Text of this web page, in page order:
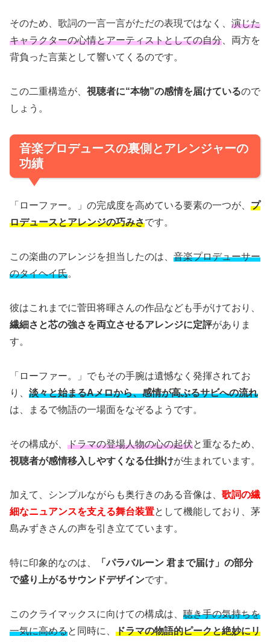
そのため、歌詞の一言一言がただの表現ではなく、 演じた
キャラクターの心情とアーティストとしての自分、両方を
背負った言葉として響いてくるのです。
この二重構造が、 視聴者に“本物”の感情を届けているので
しょう。
音楽プロデュースの裏側とアレンジャーの
功績
「ローファー。」の完成度を高めている要素の一つが、 プ
ロデュースとアレンジの巧みさです。
この楽曲のアレンジを担当したのは、 音楽プロデューサー
のタイヘイ氏。
彼はこれまでに菅田将暉さんの作品なども手がけており、
繊細さと芯の強さを両立させるアレンジに定評がありま
す。
「ローファー。」でもその手腕は遺憾なく発揮されてお
り、 淡々と始まるAメロから、感情が高ぶるサビへの流れ
は、まるで物語の一場面をなぞるようです。
その構成が、 ドラマの登場人物の心の起伏と重なるため、
視聴者が感情移入しやすくなる仕掛けが生まれています。
加えて、シンプルながらも奥行きのある音像は、 歌詞の繊
細なニュアンスを支える舞台装置として機能しており、茅
島みずきさんの声を引き立てています。
特に印象的なのは、
「パラバルーン 君まで届け」の部分
で盛り上がるサウンドデザインです。
このクライマックスに向けての構成は、 聴き手の気持ちを
一気に高めると同時に、 ドラマの物語的ピークと絶妙にリ